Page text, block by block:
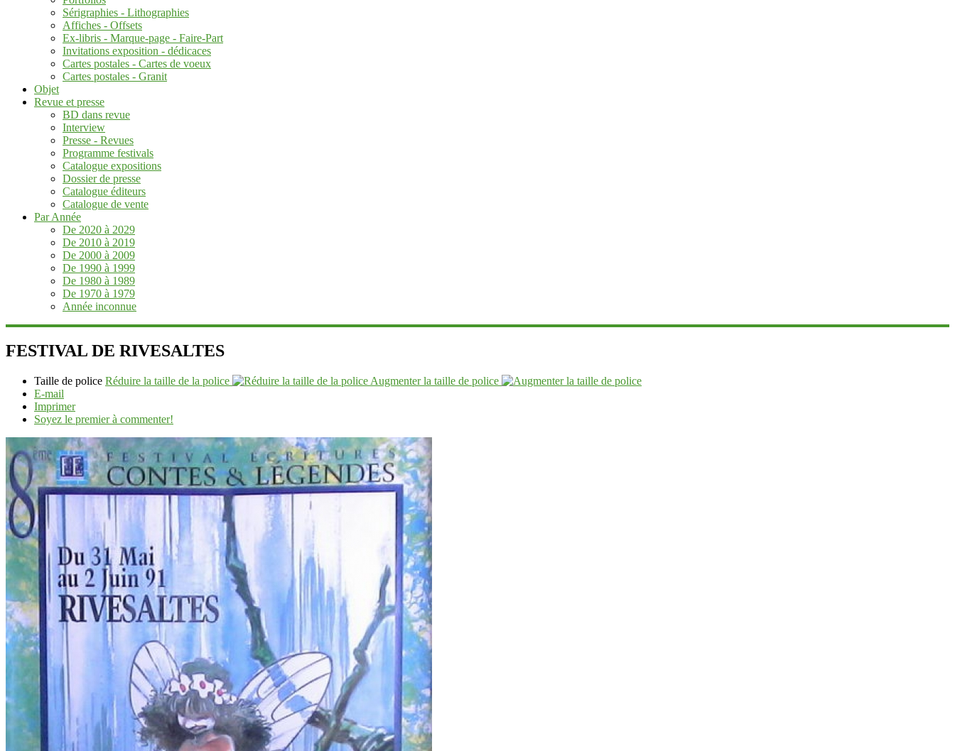
Sérigraphies - Lithographies
Affiches - Offsets
Ex-libris - Marque-page - Faire-Part
Invitations exposition - dédicaces
Cartes postales - Cartes de voeux
Cartes postales - Granit
Objet
Revue et presse
BD dans revue
Interview
Presse - Revues
Programme festivals
Catalogue expositions
Dossier de presse
Catalogue éditeurs
Catalogue de vente
Par Année
De 2020 à 2029
De 2010 à 2019
De 2000 à 2009
De 1990 à 1999
De 1980 à 1989
De 1970 à 1979
Année inconnue
FESTIVAL DE RIVESALTES
Taille de police Réduire la taille de la police
Augmenter la taille de police
E-mail
Imprimer
Soyez le premier à commenter!